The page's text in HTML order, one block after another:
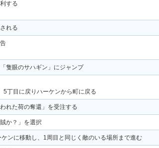
する
れる
隻眼のサハギン」にジャンプ
5丁目に戻りハーケンから町に戻る
れた荷の奪還」を受注する
か？」を選択
ンに移動し、1周目と同じく敵のいる場所まで進む